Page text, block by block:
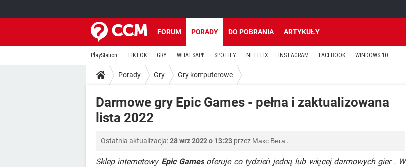
FORUM PORADY DO POBRANIA ARTYKUŁY
PlayStation TIKTOK GRY WHATSAPP SPOTIFY NETFLIX INSTAGRAM FACEBOOK WINDOWS 10
Porady Gry Gry komputerowe
Darmowe gry Epic Games - pełna i zaktualizowana
lista 2022
Ostatnia aktualizacja:28 wrz 2022 o 13:23 przez Макс Вега .
Sklep internetowy Epic Gamesoferuje co tydzień jedną lub więcej darmowych gier . W